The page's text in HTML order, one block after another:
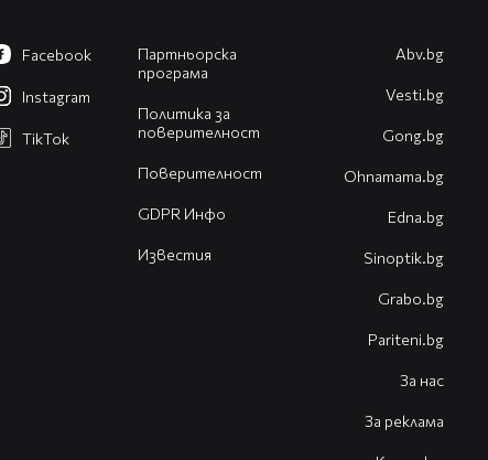
Партньорска
програма
Политика за
поверителност
Поверителност
GDPR Инфо
Известия
Facebook
Instagram
TikTok
Abv.bg
Vesti.bg
Gong.bg
Оhnamama.bg
Edna.bg
Sinoptik.bg
Grabo.bg
Pariteni.bg
За нас
За реклама